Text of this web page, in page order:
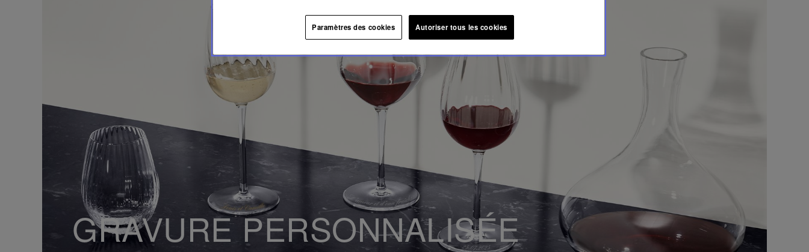
GRAVURE PERSONNALISÉE
Paramètres des cookies Autoriser tous les cookies